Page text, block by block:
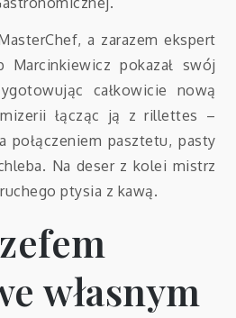
a zarazem ekspert
Marcinkiewicz pokazał swój
całkowicie nową
łącząc ją z rillettes –
połączeniem pasztetu, pasty
Na deser z kolei mistrz
ptysia z kawą.
własnym